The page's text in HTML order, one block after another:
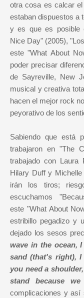
otra cosa es calcar
estaban dispuestos a
y es que es posible
Nice Day" (2005),
este "What About
poder precisar
de Sayreville, New
musical y creativa
hacen el mejor rock
peyorativo de los
Sabiendo que está
trabajaron en "The
trabajado con Laura
Hilary Duff y
irán los tiros;
escuchamos
este "What About
estribillo pegadizo y
dejado los sesos
wave in the ocean,
sand (that's right),
you need a
stand because
complicaciones y así